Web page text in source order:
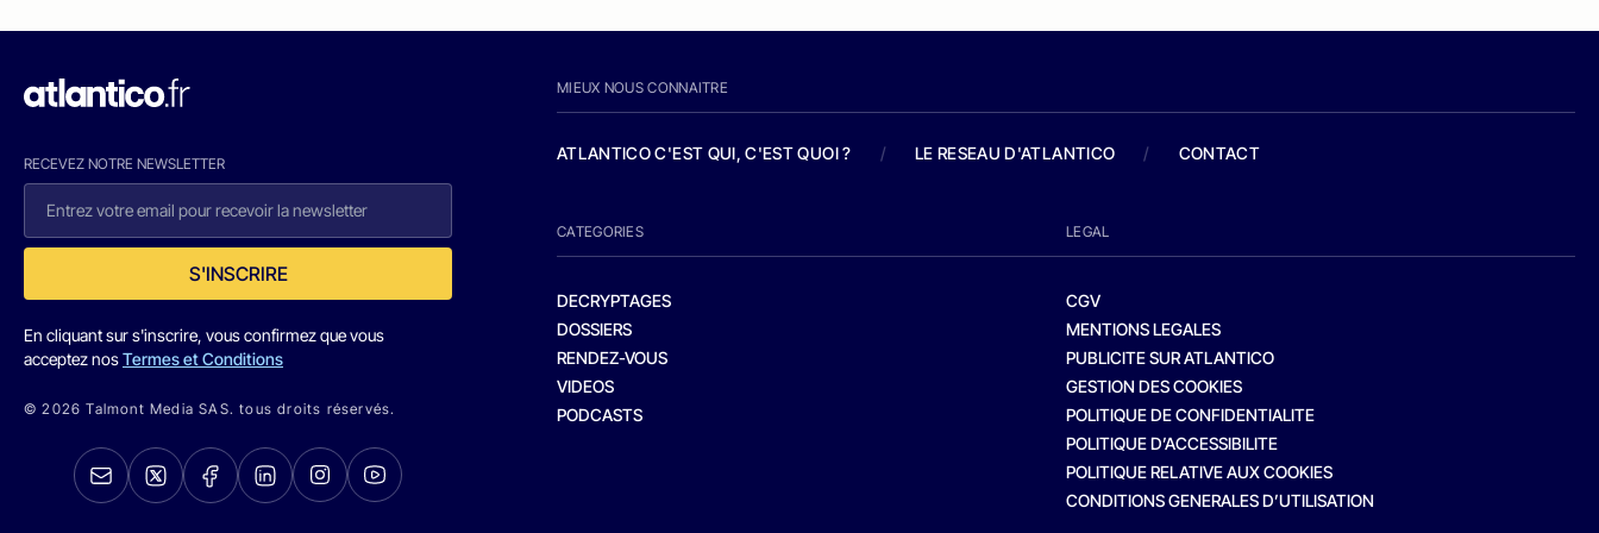
RECEVEZ NOTRE NEWSLETTER
S'INSCRIRE
En cliquant sur s'inscrire, vous confirmez que vous
acceptez nosTermes et Conditions
© 2026 Talmont Media SAS. tous droits réservés.
MIEUX NOUS CONNAITRE
ATLANTICO C'EST QUI, C'EST QUOI ? / LE RESEAU D'ATLANTICO / CONTACT
CATEGORIES
DECRYPTAGES
DOSSIERS
RENDEZ-VOUS
VIDEOS
PODCASTS
LEGAL
CGV
MENTIONS LEGALES
PUBLICITE SUR ATLANTICO
GESTION DES COOKIES
POLITIQUE DE CONFIDENTIALITE
POLITIQUE D’ACCESSIBILITE
POLITIQUE RELATIVE AUX COOKIES
CONDITIONS GENERALES D’UTILISATION